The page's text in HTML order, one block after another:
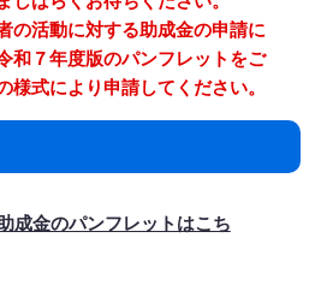
の活動に対する助成金の申請に
和７年度版のパンフレットをご
様式により申請してください。
成金のパンフレットはこち